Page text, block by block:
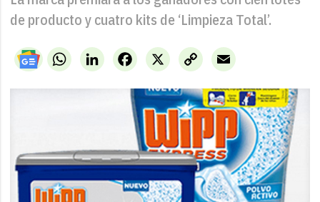
de producto y cuatro kits de ‘Limpieza Total’.
WhatsAppLinkedIn X
Facebook
Copy
Link
Email